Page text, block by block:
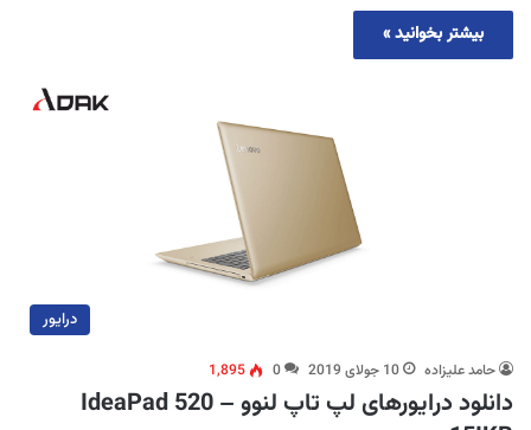
بیشتر بخوانید »
درایور
حامد علیزاده 10 جولای 2019 0
1,895
دانلود درایورهای لپ تاپ لنوو IdeaPad 520 –